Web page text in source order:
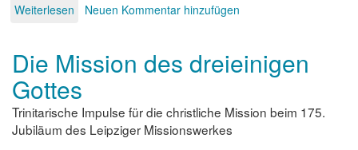
Weiterlesen über
der
Therapeuten
Neuen Kommentar hinzufügen
Die Mission des dreieinigen
Gottes
Trinitarische Impulse für die christliche Mission beim 175.
Jubiläum des Leipziger Missionswerkes